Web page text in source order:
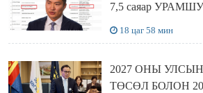
7,5 саяар
18 цаг 58 мин
2027 ОНЫ
ТӨСӨЛ БОЛОН